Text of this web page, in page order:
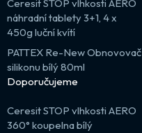
Ceresit STOP vlhkosti AERO
náhradní tablety 3+1, 4 x
450g luční kvítí
PATTEX Re-New Obnovovač
silikonu bílý 80ml
Doporučujeme
Ceresit STOP vlhkosti AERO
360° koupelna bílý